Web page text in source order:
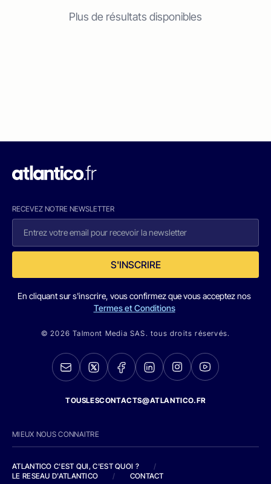
Plus de résultats disponibles
RECEVEZ NOTRE NEWSLETTER
S'INSCRIRE
En cliquant sur s'inscrire, vous confirmez que vous acceptez nos
Termes et Conditions
© 2026 Talmont Media SAS. tous droits réservés.
TOUSLESCONTACTS@ATLANTICO.FR
MIEUX NOUS CONNAITRE
ATLANTICO C'EST QUI, C'EST QUOI ?
/
LE RESEAU D'ATLANTICO
/ CONTACT